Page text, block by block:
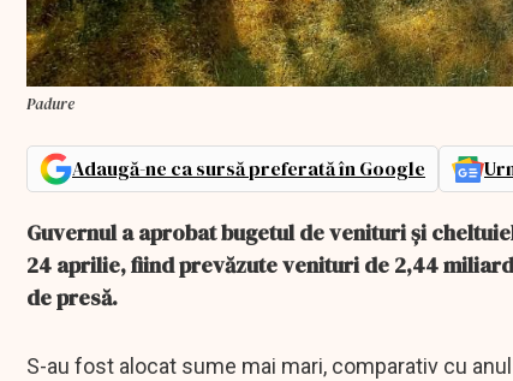
Padure
Adaugă-ne ca sursă preferată în Google
Guvernul a aprobat bugetul de venituri şi
24 aprilie, fiind prevăzute venituri de 2,44
de presă.
S-au fost alocat sume mai mari, comparativ cu